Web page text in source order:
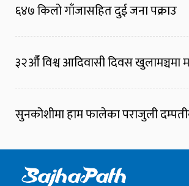
६४७ किलो गाँजासहित दुई जना पक्राउ
३२औँ विश्व आदिवासी दिवस खुलामञ्चमा
सुनकोशीमा हाम फालेका पराजुली